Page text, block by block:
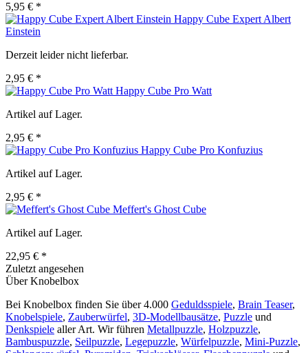
5,95 € *
Happy Cube Expert Albert
Einstein
Derzeit leider nicht lieferbar.
2,95 € *
Happy Cube Pro Watt
Artikel auf Lager.
2,95 € *
Happy Cube Pro Konfuzius
Artikel auf Lager.
2,95 € *
Meffert's Ghost Cube
Artikel auf Lager.
22,95 € *
Zuletzt angesehen
Über Knobelbox
Bei Knobelbox finden Sie über 4.000 Geduldsspiele, Brain Teaser,
Knobelspiele, Zauberwürfel, 3D-Modellbausätze, Puzzle und
Denkspiele aller Art. Wir führen Metallpuzzle, Holzpuzzle,
Bambuspuzzle, Seilpuzzle, Legepuzzle, Würfelpuzzle, Mini-Puzzle,